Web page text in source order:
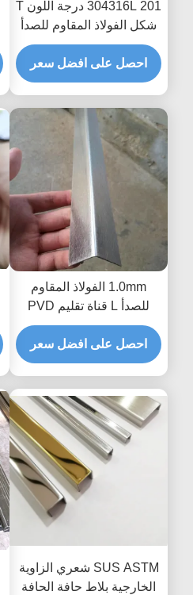
304316L 201 درجة اللون T
شكل الفولاذ المقاوم للصدأ
تقليم قطاع لتقسيم البلاط
احصل على افضل سعر
1.0mm الفولاذ المقاوم
للصدأ L قناة تقليم PVD
فراغ تصفيح التيتانيوم
احصل على افضل سعر
SUS ASTM شعري الزاوية
الخارجية بلاط حافة الحافة